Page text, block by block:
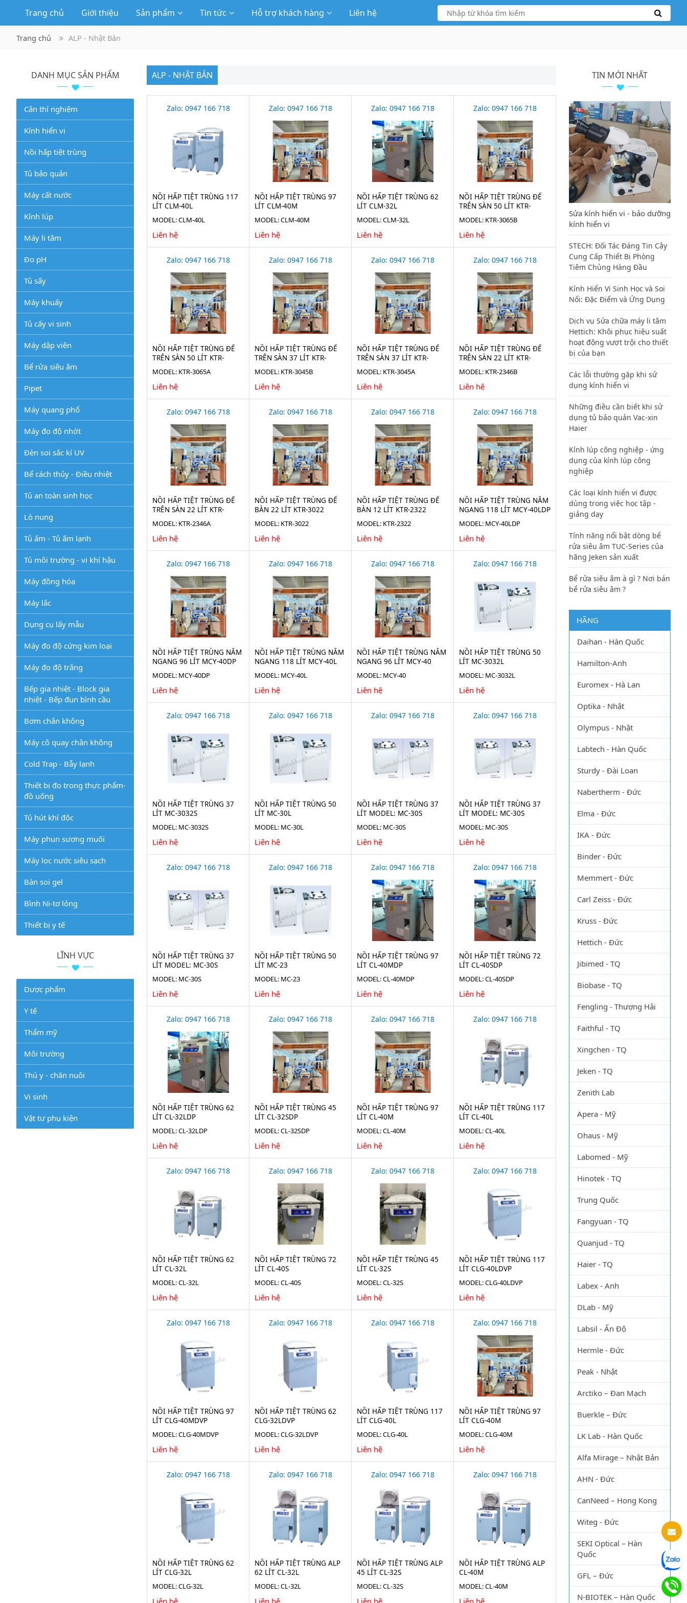
Trang chủ Giới thiệu Sản phẩm Tin tức Hỗ trợ khách hàng Liên hệ
Trang chủ ALP - Nhật Bản
ALP - NHẬT BẢN
Zalo: 0947 166 718
NỒI HẤP TIỆT TRÙNG 117
LÍT CLM-40L
MODEL: CLM-40L
Liên hệ
Zalo: 0947 166 718
NỒI HẤP TIỆT TRÙNG 97
LÍT CLM-40M
MODEL: CLM-40M
Liên hệ
Zalo: 0947 166 718
NỒI HẤP TIỆT TRÙNG 62
LÍT CLM-32L
MODEL: CLM-32L
Liên hệ
Zalo: 0947 166 718
NỒI HẤP TIỆT TRÙNG ĐỂ
TRÊN SÀN 50 LÍT KTR-
MODEL: KTR-3065B
Liên hệ
Zalo: 0947 166 718
NỒI HẤP TIỆT TRÙNG ĐỂ
TRÊN SÀN 50 LÍT KTR-
MODEL: KTR-3065A
Liên hệ
Zalo: 0947 166 718
NỒI HẤP TIỆT TRÙNG ĐỂ
TRÊN SÀN 37 LÍT KTR-
MODEL: KTR-3045B
Liên hệ
Zalo: 0947 166 718
NỒI HẤP TIỆT TRÙNG ĐỂ
TRÊN SÀN 37 LÍT KTR-
MODEL: KTR-3045A
Liên hệ
Zalo: 0947 166 718
NỒI HẤP TIỆT TRÙNG ĐỂ
TRÊN SÀN 22 LÍT KTR-
MODEL: KTR-2346B
Liên hệ
Zalo: 0947 166 718
NỒI HẤP TIỆT TRÙNG ĐỂ
TRÊN SÀN 22 LÍT KTR-
MODEL: KTR-2346A
Liên hệ
Zalo: 0947 166 718
NỒI HẤP TIỆT TRÙNG ĐỂ
BÀN 22 LÍT KTR-3022
MODEL: KTR-3022
Liên hệ
Zalo: 0947 166 718
NỒI HẤP TIỆT TRÙNG ĐỂ
BÀN 12 LÍT KTR-2322
MODEL: KTR-2322
Liên hệ
Zalo: 0947 166 718
NỒI HẤP TIỆT TRÙNG NẰM
NGANG 118 LÍT MCY-40LDP
MODEL: MCY-40LDP
Liên hệ
Zalo: 0947 166 718
NỒI HẤP TIỆT TRÙNG NẰM
NGANG 96 LÍT MCY-40DP
MODEL: MCY-40DP
Liên hệ
Zalo: 0947 166 718
NỒI HẤP TIỆT TRÙNG NẰM
NGANG 118 LÍT MCY-40L
MODEL: MCY-40L
Liên hệ
Zalo: 0947 166 718
NỒI HẤP TIỆT TRÙNG NẰM
NGANG 96 LÍT MCY-40
MODEL: MCY-40
Liên hệ
Zalo: 0947 166 718
NỒI HẤP TIỆT TRÙNG 50
LÍT MC-3032L
MODEL: MC-3032L
Liên hệ
Zalo: 0947 166 718
NỒI HẤP TIỆT TRÙNG 37
LÍT MC-3032S
MODEL: MC-3032S
Liên hệ
Zalo: 0947 166 718
NỒI HẤP TIỆT TRÙNG 50
LÍT MC-30L
MODEL: MC-30L
Liên hệ
Zalo: 0947 166 718
NỒI HẤP TIỆT TRÙNG 37
LÍT MODEL: MC-30S
MODEL: MC-30S
Liên hệ
Zalo: 0947 166 718
NỒI HẤP TIỆT TRÙNG 37
LÍT MODEL: MC-30S
MODEL: MC-30S
Liên hệ
Zalo: 0947 166 718
NỒI HẤP TIỆT TRÙNG 37
LÍT MODEL: MC-30S
MODEL: MC-30S
Liên hệ
Zalo: 0947 166 718
NỒI HẤP TIỆT TRÙNG 50
LÍT MC-23
MODEL: MC-23
Liên hệ
Zalo: 0947 166 718
NỒI HẤP TIỆT TRÙNG 97
LÍT CL-40MDP
MODEL: CL-40MDP
Liên hệ
Zalo: 0947 166 718
NỒI HẤP TIỆT TRÙNG 72
LÍT CL-40SDP
MODEL: CL-40SDP
Liên hệ
Zalo: 0947 166 718
NỒI HẤP TIỆT TRÙNG 62
LÍT CL-32LDP
MODEL: CL-32LDP
Liên hệ
Zalo: 0947 166 718
NỒI HẤP TIỆT TRÙNG 45
LÍT CL-32SDP
MODEL: CL-32SDP
Liên hệ
Zalo: 0947 166 718
NỒI HẤP TIỆT TRÙNG 97
LÍT CL-40M
MODEL: CL-40M
Liên hệ
Zalo: 0947 166 718
NỒI HẤP TIỆT TRÙNG 117
LÍT CL-40L
MODEL: CL-40L
Liên hệ
Zalo: 0947 166 718
NỒI HẤP TIỆT TRÙNG 62
LÍT CL-32L
MODEL: CL-32L
Liên hệ
Zalo: 0947 166 718
NỒI HẤP TIỆT TRÙNG 72
LÍT CL-40S
MODEL: CL-40S
Liên hệ
Zalo: 0947 166 718
NỒI HẤP TIỆT TRÙNG 45
LÍT CL-32S
MODEL: CL-32S
Liên hệ
Zalo: 0947 166 718
NỒI HẤP TIỆT TRÙNG 117
LÍT CLG-40LDVP
MODEL: CLG-40LDVP
Liên hệ
Zalo: 0947 166 718
NỒI HẤP TIỆT TRÙNG 97
LÍT CLG-40MDVP
MODEL: CLG-40MDVP
Liên hệ
Zalo: 0947 166 718
NỒI HẤP TIỆT TRÙNG 62
CLG-32LDVP
MODEL: CLG-32LDVP
Liên hệ
Zalo: 0947 166 718
NỒI HẤP TIỆT TRÙNG 117
LÍT CLG-40L
MODEL: CLG-40L
Liên hệ
Zalo: 0947 166 718
NỒI HẤP TIỆT TRÙNG 97
LÍT CLG-40M
MODEL: CLG-40M
Liên hệ
Zalo: 0947 166 718
NỒI HẤP TIỆT TRÙNG 62
LÍT CLG-32L
MODEL: CLG-32L
Liên hệ
Zalo: 0947 166 718
NỒI HẤP TIỆT TRÙNG ALP
62 LÍT CL-32L
MODEL: CL-32L
Liên hệ
Zalo: 0947 166 718
NỒI HẤP TIỆT TRÙNG ALP
45 LÍT CL-32S
MODEL: CL-32S
Liên hệ
Zalo: 0947 166 718
NỒI HẤP TIỆT TRÙNG ALP
CL-40M
MODEL: CL-40M
Liên hệ
DANH MỤC SẢN PHẨM
Cân thí nghiệm
Kính hiển vi
Nồi hấp tiệt trùng
Tủ bảo quản
Máy cất nước
Kính lúp
Máy li tâm
Đo pH
Tủ sấy
Máy khuấy
Tủ cấy vi sinh
Máy dập viên
Bể rửa siêu âm
Pipet
Máy quang phổ
Máy đo độ nhớt
Đèn soi sắc kí UV
Bể cách thủy - Điều nhiệt
Tủ an toàn sinh học
Lò nung
Tủ ấm - Tủ ấm lạnh
Tủ môi trường - vi khí hậu
Máy đồng hóa
Máy lắc
Dụng cụ lấy mẫu
Máy đo độ cứng kim loại
Máy đo độ trắng
Bếp gia nhiệt - Block gia
nhiệt - Bếp đun bình cầu
Bơm chân không
Máy cô quay chân không
Cold Trap - Bẫy lạnh
Thiết bị đo trong thực phẩm-
đồ uống
Tủ hút khí độc
Máy phun sương muối
Máy lọc nước siêu sạch
Bàn soi gel
Bình Ni-tơ lỏng
Thiết bị y tế
LĨNH VỰC
Dược phẩm
Y tế
Thẩm mỹ
Môi trường
Thú y - chăn nuôi
Vi sinh
Vật tư phụ kiện
TIN MỚI NHẤT
Sửa kính hiển vi - bảo dưỡng
kính hiển vi
STECH: Đối Tác Đáng Tin Cậy
Cung Cấp Thiết Bị Phòng
Tiêm Chủng Hàng Đầu
Kính Hiển Vi Sinh Học và Soi
Nổi: Đặc Điểm và Ứng Dụng
Dịch vụ Sửa chữa máy li tâm
Hettich: Khôi phục hiệu suất
hoạt động vượt trội cho thiết
bị của bạn
Các lỗi thường gặp khi sử
dụng kính hiển vi
Những điều cần biết khi sử
dụng tủ bảo quản Vac-xin
Haier
Kính lúp công nghiệp - ứng
dụng của kính lúp công
nghiệp
Các loại kính hiển vi được
dùng trong việc học tập -
giảng dạy
Tính năng nổi bật dòng bể
rửa siêu âm TUC-Series của
hãng Jeken sản xuất
Bể rửa siêu âm à gì ? Nơi bán
bể rửa siêu âm ?
HÃNG
Daihan - Hàn Quốc
Hamilton-Anh
Euromex - Hà Lan
Optika - Nhật
Olympus - Nhật
Labtech - Hàn Quốc
Sturdy - Đài Loan
Nabertherm - Đức
Elma - Đức
IKA - Đức
Binder - Đức
Memmert - Đức
Carl Zeiss - Đức
Kruss - Đức
Hettich - Đức
Jibimed - TQ
Biobase - TQ
Fengling - Thượng Hải
Faithful - TQ
Xingchen - TQ
Jeken - TQ
Zenith Lab
Apera - Mỹ
Ohaus - Mỹ
Labomed - Mỹ
Hinotek - TQ
Trung Quốc
Fangyuan - TQ
Quanjud - TQ
Haier - TQ
Labex - Anh
DLab - Mỹ
Labsil - Ấn Độ
Hermle - Đức
Peak - Nhật
Arctiko – Đan Mạch
Buerkle – Đức
LK Lab - Hàn Quốc
Alfa Mirage – Nhật Bản
AHN - Đức
CanNeed – Hong Kong
Witeg - Đức
SEKI Optical – Hàn
Quốc
GFL – Đức
N-BIOTEK – Hàn Quốc